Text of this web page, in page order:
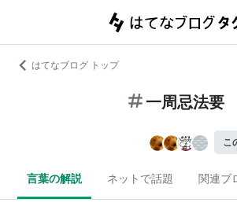
はてなブログ トップ
一周忌法要
こ
言葉の解説 ネットで話題 関連ブ